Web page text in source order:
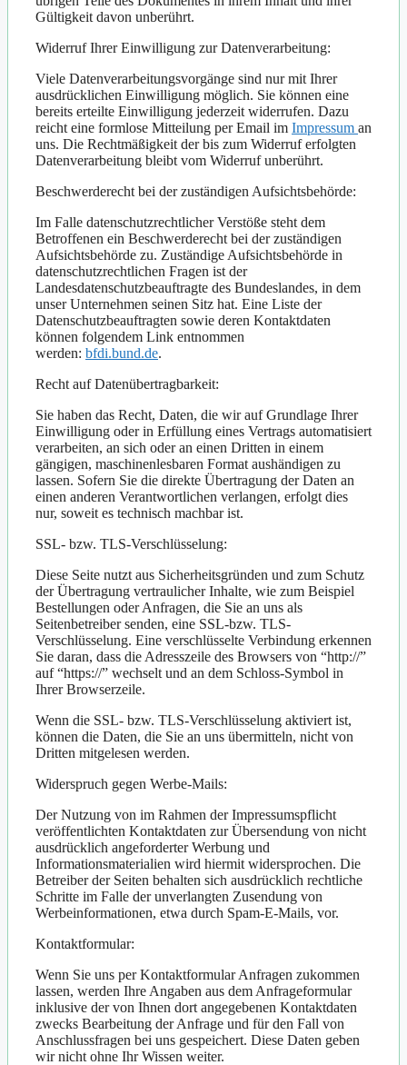
Gültigkeit davon unberührt.
Widerruf Ihrer Einwilligung zur Datenverarbeitung:
Viele Datenverarbeitungsvorgänge sind nur mit Ihrer
ausdrücklichen Einwilligung möglich. Sie können eine
bereits erteilte Einwilligung jederzeit widerrufen. Dazu
reicht eine formlose Mitteilung per Email im Impressum an
uns. Die Rechtmäßigkeit der bis zum Widerruf erfolgten
Datenverarbeitung bleibt vom Widerruf unberührt.
Beschwerderecht bei der zuständigen Aufsichtsbehörde:
Im Falle datenschutzrechtlicher Verstöße steht dem
Betroffenen ein Beschwerderecht bei der zuständigen
Aufsichtsbehörde zu. Zuständige Aufsichtsbehörde in
datenschutzrechtlichen Fragen ist der
Landesdatenschutzbeauftragte des Bundeslandes, in dem
unser Unternehmen seinen Sitz hat. Eine Liste der
Datenschutzbeauftragten sowie deren Kontaktdaten
können folgendem Link entnommen
werden: bfdi.bund.de.
Recht auf Datenübertragbarkeit:
Sie haben das Recht, Daten, die wir auf Grundlage Ihrer
Einwilligung oder in Erfüllung eines Vertrags automatisiert
verarbeiten, an sich oder an einen Dritten in einem
gängigen, maschinenlesbaren Format aushändigen zu
lassen. Sofern Sie die direkte Übertragung der Daten an
einen anderen Verantwortlichen verlangen, erfolgt dies
nur, soweit es technisch machbar ist.
SSL- bzw. TLS-Verschlüsselung:
Diese Seite nutzt aus Sicherheitsgründen und zum Schutz
der Übertragung vertraulicher Inhalte, wie zum Beispiel
Bestellungen oder Anfragen, die Sie an uns als
Seitenbetreiber senden, eine SSL-bzw. TLS-
Verschlüsselung. Eine verschlüsselte Verbindung erkennen
Sie daran, dass die Adresszeile des Browsers von “http://”
auf “https://” wechselt und an dem Schloss-Symbol in
Ihrer Browserzeile.
Wenn die SSL- bzw. TLS-Verschlüsselung aktiviert ist,
können die Daten, die Sie an uns übermitteln, nicht von
Dritten mitgelesen werden.
Widerspruch gegen Werbe-Mails:
Der Nutzung von im Rahmen der Impressumspflicht
veröffentlichten Kontaktdaten zur Übersendung von nicht
ausdrücklich angeforderter Werbung und
Informationsmaterialien wird hiermit widersprochen. Die
Betreiber der Seiten behalten sich ausdrücklich rechtliche
Schritte im Falle der unverlangten Zusendung von
Werbeinformationen, etwa durch Spam-E-Mails, vor.
Kontaktformular:
Wenn Sie uns per Kontaktformular Anfragen zukommen
lassen, werden Ihre Angaben aus dem Anfrageformular
inklusive der von Ihnen dort angegebenen Kontaktdaten
zwecks Bearbeitung der Anfrage und für den Fall von
Anschlussfragen bei uns gespeichert. Diese Daten geben
wir nicht ohne Ihr Wissen weiter.